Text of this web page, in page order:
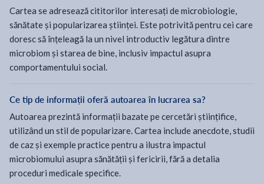
Cartea se adresează cititorilor interesați de microbiologie,
sănătate și popularizarea științei. Este potrivită pentru cei care
doresc să înțeleagă la un nivel introductiv legătura dintre
microbiom și starea de bine, inclusiv impactul asupra
comportamentului social.
Ce tip de informații oferă autoarea în lucrarea sa?
Autoarea prezintă informații bazate pe cercetări științifice,
utilizând un stil de popularizare. Cartea include anecdote, studii
de caz și exemple practice pentru a ilustra impactul
microbiomului asupra sănătății și fericirii, fără a detalia
proceduri medicale specifice.